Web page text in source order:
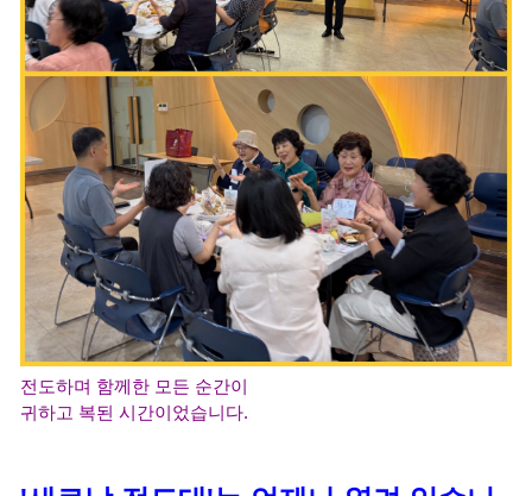
전도하며 함께한 모든 순간이
귀하고 복된 시간이었습니다.